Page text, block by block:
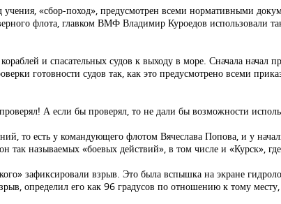
«сбор-поход», предусмотрен всеми нормативными
флота, главком ВМФ Владимир Куроедов использовали
и спасательных судов к выходу в море. Сначала начал
готовности судов так, как это предусмотрено всеми
А если бы проверял, то не дали бы возможности
то есть у командующего флотом Вячеслава Попова, и у
так называемых «боевых действий», в том числе и «Курск»,
зафиксировали взрыв. Это была вспышка на экране
определил его как 96 градусов по отношению к тому